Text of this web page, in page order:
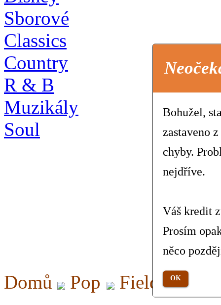
Sborové
Classics
Country
R & B
Muzikály
Soul
Domů Pop Fields Of
Bohužel,
zastaveno
chyby.
nejdříve.
Váš kredit
Prosím
něco
OK